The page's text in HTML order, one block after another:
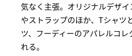
気なく主張。オリジナルデザ
やストラップのほか、Tシャツ
ツ、フーディーのアパレルコレ
れる。